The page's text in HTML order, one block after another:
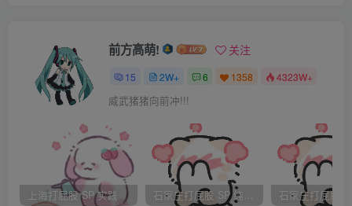
衫，四条裤子，还有两打内衣和手帕。”Snape对迎上来的年
轻女孩说道。来魔法部之前他就已经决定，要彻底根除Harry
身上的麻瓜习气和格兰芬多式的乱出风头的毛病。
颜色？”
“外袍和裤子要黑色，其余的可以在几种传统颜色里
选。”Snape冷冷地插进来，狠狠瞪了Harry身上花里胡哨的
前方高萌! 关注
15 2W+ 6 1358 4323W+
威武猪猪向前冲!!!
上海打屁股 SP 实践 石家庄打屁股 SP 纯实践